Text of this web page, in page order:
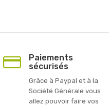
Paiements
sécurisés
Grâce à Paypal et à la
Société Générale vous
allez pouvoir faire vos